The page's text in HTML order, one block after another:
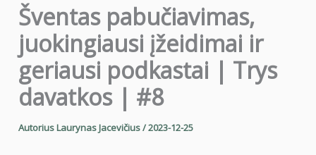
Šventas pabučiavimas,
juokingiausi įžeidimai ir
geriausi podkastai | Trys
davatkos | #8
AutoriusLaurynas Jacevičius/2023-12-25